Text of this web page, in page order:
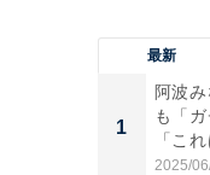
最新
1
阿波
も「
「こ
ち...
2025/